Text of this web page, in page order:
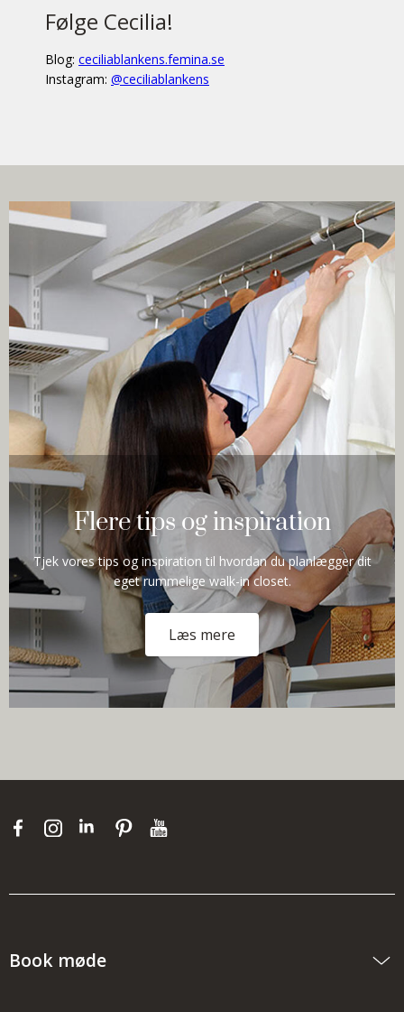
Følge Cecilia!
Blog: ceciliablankens.femina.se
Instagram: @ceciliablankens
Flere tips og inspiration
Tjek vores tips og inspiration til hvordan du planlægger dit
eget rummelige walk-in closet.
Læs mere
Book møde